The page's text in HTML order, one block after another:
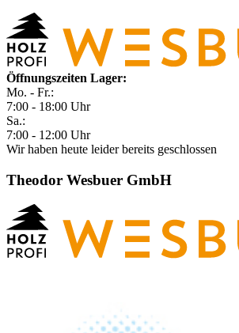
Öffnungszeiten Lager:
Mo. - Fr.:
7:00 - 18:00 Uhr
Sa.:
7:00 - 12:00 Uhr
Wir haben heute leider bereits geschlossen
Theodor Wesbuer GmbH